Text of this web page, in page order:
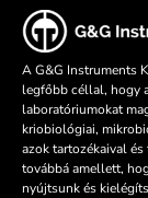
A G&G Instruments
legfőbb céllal, hogy
laboratóriumokat
kriobiológiai,
azok tartozékaival
továbbá amellett,
nyújtsunk és